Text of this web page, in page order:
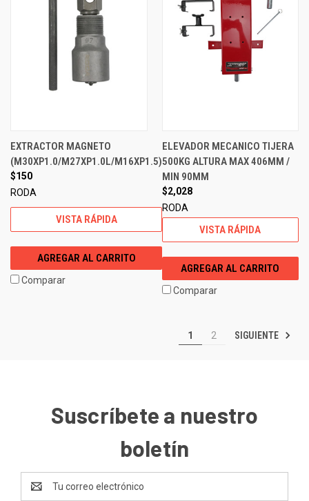
EXTRACTOR MAGNETO
(M30XP1.0/M27XP1.0L/M16XP1.5)
$150
RODA
VISTA RÁPIDA
AGREGAR AL CARRITO
Comparar
ELEVADOR MECANICO TIJERA
500KG ALTURA MAX 406MM /
MIN 90MM
$2,028
RODA
VISTA RÁPIDA
AGREGAR AL CARRITO
Comparar
1 2 SIGUIENTE
Suscríbete a nuestro
boletín
de